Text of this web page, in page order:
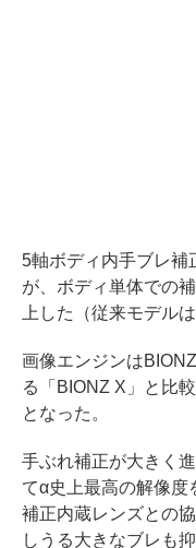
5軸ボディ内手ブレ補
が、ボディ単体での
上した（従来モデル
画像エンジンは
る「BIONZ X」と比
となった。
手ぶれ補正が大きく
てα史上最高の解像度
補正内蔵レンズとの
しうる大きなブレも